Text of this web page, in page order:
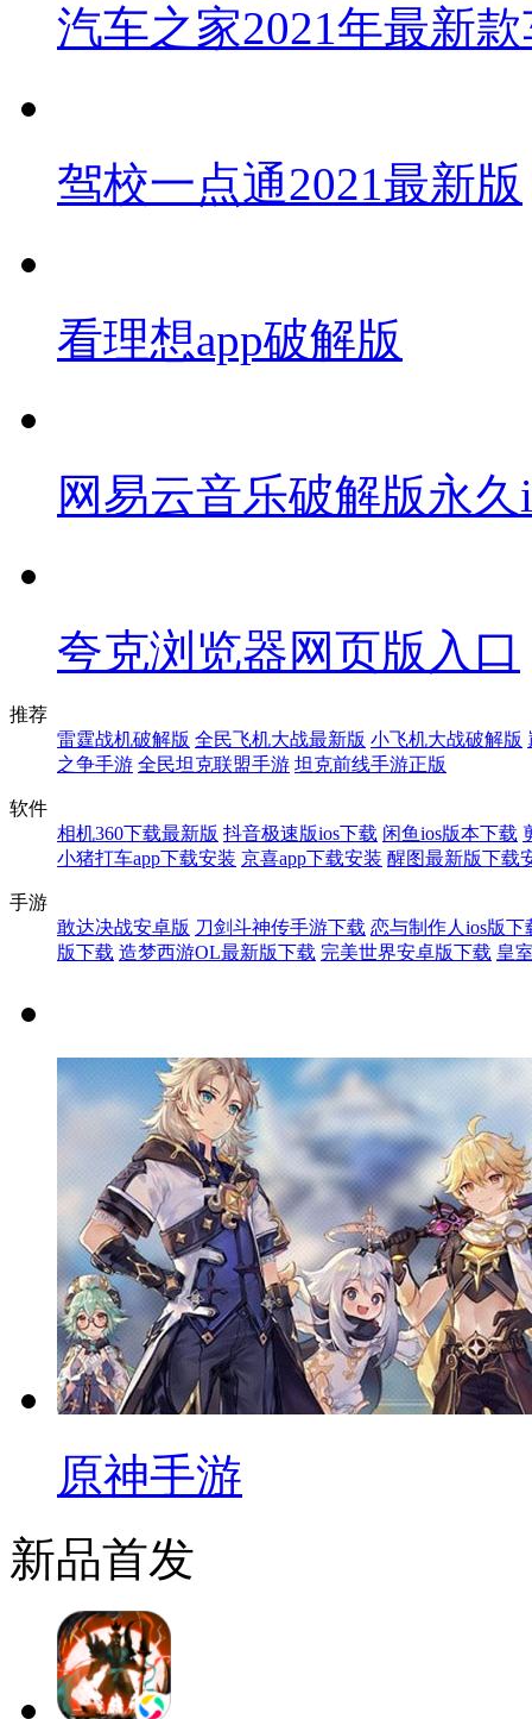
汽车之家2021年最新
驾校一点通2021最新版
看理想app破解版
网易云音乐破解版永久
夸克浏览器网页版入口
推荐
雷霆战机破解版 全民飞机大战最新版 小飞机大战破解版
之争手游 全民坦克联盟手游 坦克前线手游正版
软件
相机360下载最新版 抖音极速版ios下载 闲鱼ios版本下载
小猪打车app下载安装 京喜app下载安装 醒图最新版下载
手游
敢达决战安卓版 刀剑斗神传手游下载 恋与制作人ios版下
版下载 造梦西游OL最新版下载 完美世界安卓版下载 皇
原神手游
新品首发